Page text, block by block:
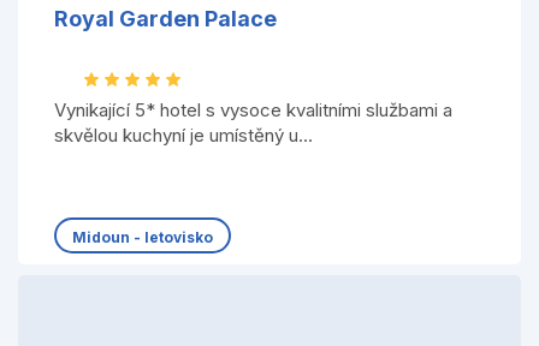
Royal Garden Palace
Vynikající 5* hotel s vysoce kvalitními službami a
skvělou kuchyní je umístěný u...
Midoun - letovisko